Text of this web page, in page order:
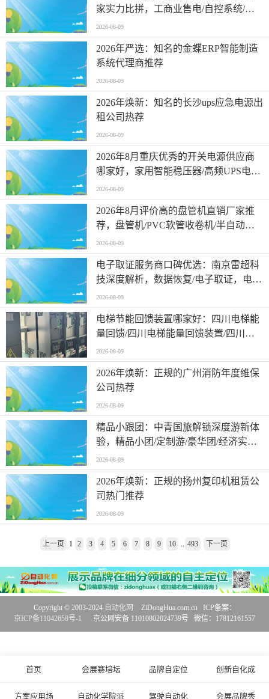
家实力比拼，工商业售电/自控系统/漏
气检测/设备群控，设备群控定制厂家有
哪些
2026-08-09
2026年严选：知名的金蝶ERP智能制造
系统代理商推荐
2026-08-09
2026年焕新：知名的长沙ups应急电源出
租公司热荐
2026-08-09
2026年8月重庆优秀的开关电源供应商
哪家好，家用智能稳压器/高频UPS电源/
照明EPS电源，开关电源供应商选哪家
2026-08-09
2026年8月评价高的盘管机直销厂家推
荐，盘管机/PVC软管收卷机/半自动收
卷机/胶管收卷机，盘管机厂家怎么选择
2026-08-09
电子取证服务商口碑优选：南京雷超科
技深度解析，数据恢复/电子取证，电子
取证公司口碑推荐
2026-08-09
电梯节能回馈装置哪家好：四川电梯能
量回馈/四川电梯能量回馈装置/四川电
梯节能设备/四川地区供货厂家综合能力
分析
2026-08-09
2026年焕新：正规的广州消防年度维保
公司热荐
2026-08-09
精品小跟团：中青国旅解锁深度游新体
验，精品小团/定制游/豪华团/经济实惠/
无进店/一价全含/性价比，跟团游包含
哪些项目
2026-08-09
2026年焕新：正规的扬州复印机租赁公
司热门推荐
2026-08-09
上一页 1 2 3 4 5 6 7 8 9 10 493 下一页
首页 会展赛培坛 品牌自定位 创新自化成
方案应用场 自动化学院派 驾驶自动化 会展品牌秀
Copyright © 2003-2024 自动化网
ZiDongHua.com.cn ICP备案：
京ICP备11042658号-1
京公网安备 11010802024739号 微信：17812161557